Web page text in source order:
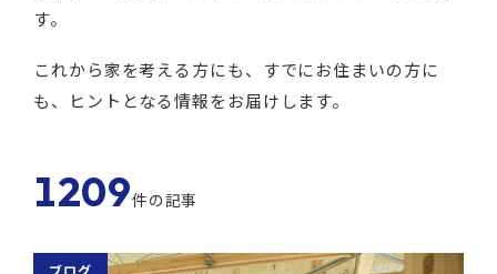
す。
これから家を考える方にも、すでにお住まいの方に
も、ヒントとなる情報をお届けします。
1209件の記事
ブログ